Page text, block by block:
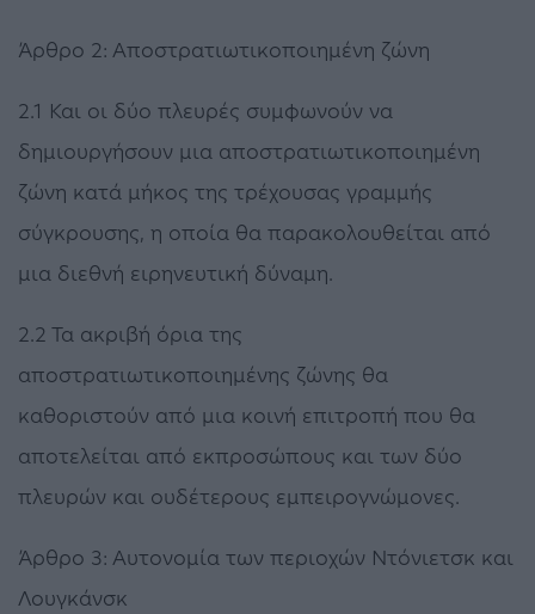
Άρθρο 2: Αποστρατιωτικοποιημένη ζώνη
2.1 Και οι δύο πλευρές συμφωνούν να
δημιουργήσουν μια αποστρατιωτικοποιημένη
ζώνη κατά μήκος της τρέχουσας γραμμής
σύγκρουσης, η οποία θα παρακολουθείται από
μια διεθνή ειρηνευτική δύναμη.
2.2 Τα ακριβή όρια της
αποστρατιωτικοποιημένης ζώνης θα
καθοριστούν από μια κοινή επιτροπή που θα
αποτελείται από εκπροσώπους και των δύο
πλευρών και ουδέτερους εμπειρογνώμονες.
Άρθρο 3: Αυτονομία των περιοχών Ντόνιετσκ και
Λουγκάνσκ